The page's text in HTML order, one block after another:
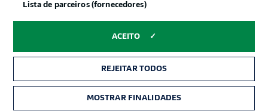
Gerir preferências Aviso de privacidade
Trabalhe conosco
Marca Contato
Lista de parceiros (fornecedores)
ACEITO
REJEITAR TODOS
MOSTRAR FINALIDADES